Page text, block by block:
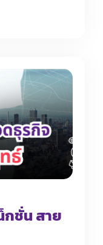
กชั่น สาย